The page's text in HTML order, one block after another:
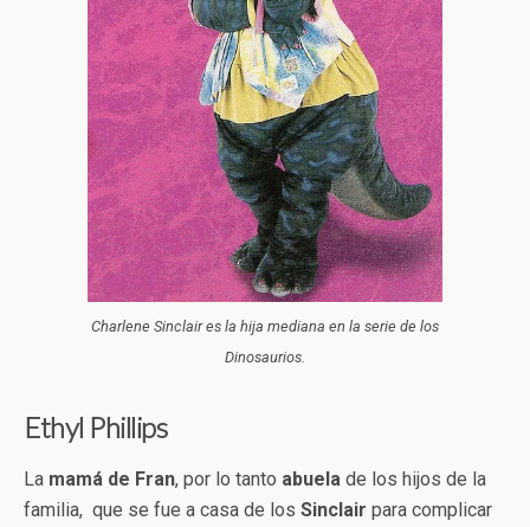
Charlene Sinclair es la hija mediana en la serie de los
Dinosaurios.
Ethyl Phillips
La mamá de Fran, por lo tanto abuela de los hijos de la
familia, que se fue a casa de los Sinclair para complicar